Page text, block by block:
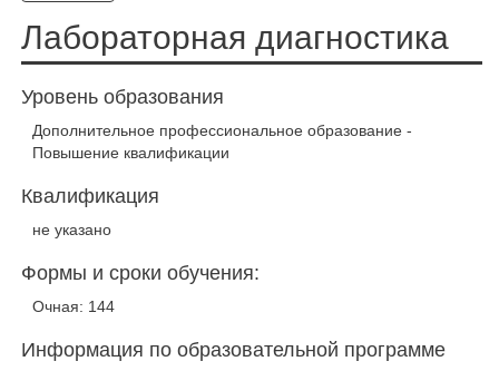
Лабораторная диагностика
Уровень образования
Дополнительное профессиональное образование -
Повышение квалификации
Квалификация
не указано
Формы и сроки обучения:
Очная: 144
Информация по образовательной программе